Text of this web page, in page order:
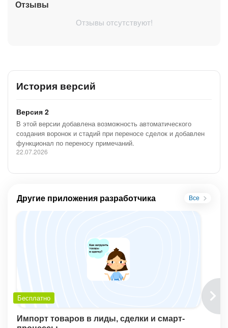
Отзывы
Отзывы отсутствуют!
История версий
Версия 2
В этой версии добавлена возможность автоматического
создания воронок и стадий при переносе сделок и добавлен
функционал по переносу примечаний.
22.07.2026
Другие приложения разработчика Все
Бесплатно
Импорт товаров в лиды, сделки и смарт-